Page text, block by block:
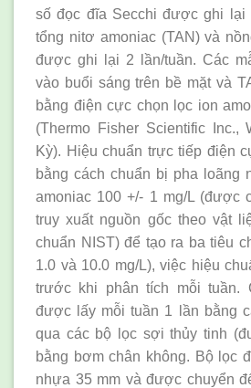
số đọc đĩa Secchi được ghi lại
tổng nitơ amoniac (TAN) và
được ghi lại 2 lần/tuần. Các
vào buổi sáng trên bề mặt và
bằng điện cực chọn lọc ion
(Thermo Fisher Scientific Inc.,
Kỳ). Hiệu chuẩn trực tiếp điện
bằng cách chuẩn bị pha loãng
amoniac 100 +/- 1 mg/L (được
truy xuất nguồn gốc theo vật
chuẩn NIST) để tạo ra ba tiêu
1.0 và 10.0 mg/L), việc hiệu
trước khi phân tích mỗi tuần.
được lấy mỗi tuần 1 lần bằng
qua các bộ lọc sợi thủy tinh
bằng bơm chân không. Bộ lọc
nhựa 35 mm và được chuyển